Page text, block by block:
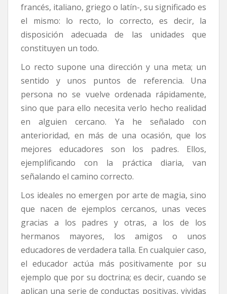
francés, italiano, griego o latín-, su significado es
el mismo: lo recto, lo correcto, es decir, la
disposición adecuada de las unidades que
constituyen un todo.
Lo recto supone una dirección y una meta; un
sentido y unos puntos de referencia. Una
persona no se vuelve ordenada rápidamente,
sino que para ello necesita verlo hecho realidad
en alguien cercano. Ya he señalado con
anterioridad, en más de una ocasión, que los
mejores educadores son los padres. Ellos,
ejemplificando con la práctica diaria, van
señalando el camino correcto.
Los ideales no emergen por arte de magia, sino
que nacen de ejemplos cercanos, unas veces
gracias a los padres y otras, a los de los
hermanos mayores, los amigos o unos
educadores de verdadera talla. En cualquier caso,
el educador actúa más positivamente por su
ejemplo que por su doctrina; es decir, cuando se
aplican una serie de conductas positivas, vividas